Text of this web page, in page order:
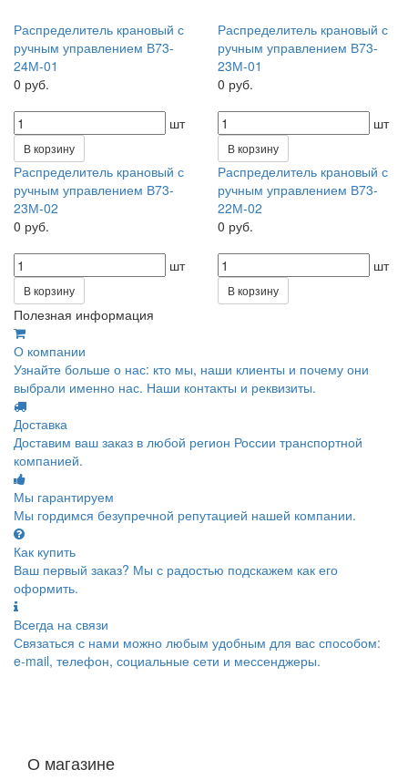
Распределитель крановый с
ручным управлением В73-
24М-01
0 руб.
шт
В корзину
Распределитель крановый с
ручным управлением В73-
23М-01
0 руб.
шт
В корзину
Распределитель крановый с
ручным управлением В73-
23М-02
0 руб.
шт
В корзину
Распределитель крановый с
ручным управлением В73-
22М-02
0 руб.
шт
В корзину
Полезная информация
О компании
Узнайте больше о нас: кто мы, наши клиенты и почему они
выбрали именно нас. Наши контакты и реквизиты.
Доставка
Доставим ваш заказ в любой регион России транспортной
компанией.
Мы гарантируем
Мы гордимся безупречной репутацией нашей компании.
Как купить
Ваш первый заказ? Мы с радостью подскажем как его
оформить.
Всегда на связи
Связаться с нами можно любым удобным для вас способом:
e-mail, телефон, социальные сети и мессенджеры.
О магазине